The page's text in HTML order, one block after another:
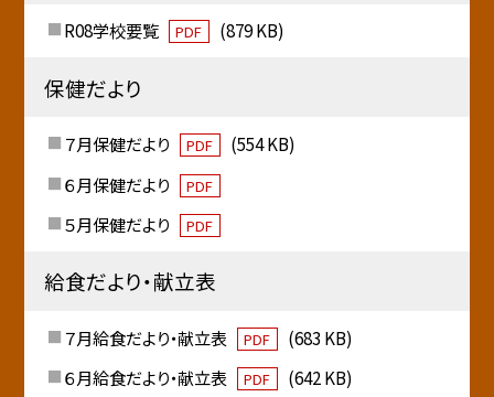
R08学校要覧 PDF (879 KB)
保健だより
７月保健だより PDF
(554 KB)
６月保健だより
PDF
５月保健だより PDF
給食だより・献立表
７月給食だより・献立表 PDF
(683 KB)
６月給食だより・献立表
PDF (642 KB)